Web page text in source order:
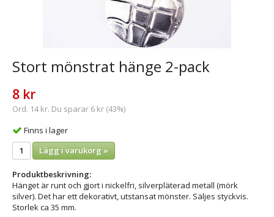
Stort mönstrat hänge 2-pack
8 kr
Ord. 14 kr. Du sparar 6 kr (43%)
Finns i lager
Lägg i varukorg »
Produktbeskrivning:
Hänget är runt och gjort i nickelfri, silverpläterad metall (mörk
silver). Det har ett dekorativt, utstansat mönster. Säljes styckvis.
Storlek ca 35 mm.